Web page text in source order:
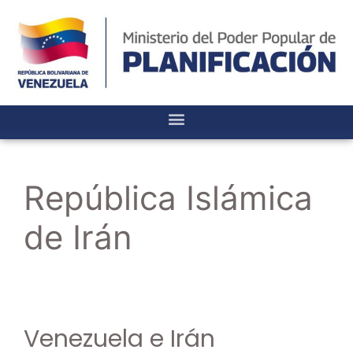
República Islámica
de Irán
Venezuela e Irán